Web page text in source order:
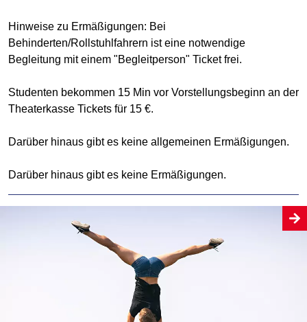
Hinweise zu Ermäßigungen: Bei
Behinderten/Rollstuhlfahrern ist eine notwendige
Begleitung mit einem "Begleitperson" Ticket frei.
Studenten bekommen 15 Min vor Vorstellungsbeginn an der
Theaterkasse Tickets für 15 €.
Darüber hinaus gibt es keine allgemeinen Ermäßigungen.
Darüber hinaus gibt es keine Ermäßigungen.